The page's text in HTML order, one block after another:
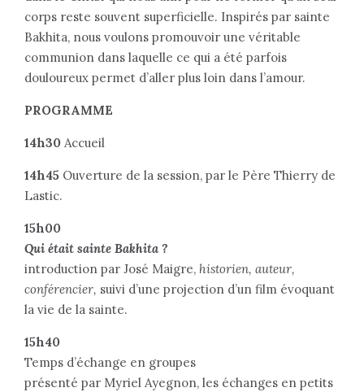
corps reste souvent superficielle. Inspirés par sainte
Bakhita, nous voulons promouvoir une véritable
communion dans laquelle ce qui a été parfois
douloureux permet d’aller plus loin dans l’amour.
PROGRAMME
14h30 Accueil
14h45 Ouverture de la session, par le Père Thierry de
Lastic.
15h00
Qui était sainte Bakhita ?
introduction par José Maigre, historien, auteur,
conférencier, suivi d’une projection d’un film évoquant
la vie de la sainte.
15h40
Temps d’échange en groupes
présenté par Myriel Ayegnon, les échanges en petits